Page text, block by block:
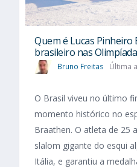
Quem é Lucas
brasileiro nas
Bruno Freitas Última
O Brasil viveu no último
momento histórico no
Braathen. O atleta de 25
slalom gigante do esqui
Itália, e garantiu a